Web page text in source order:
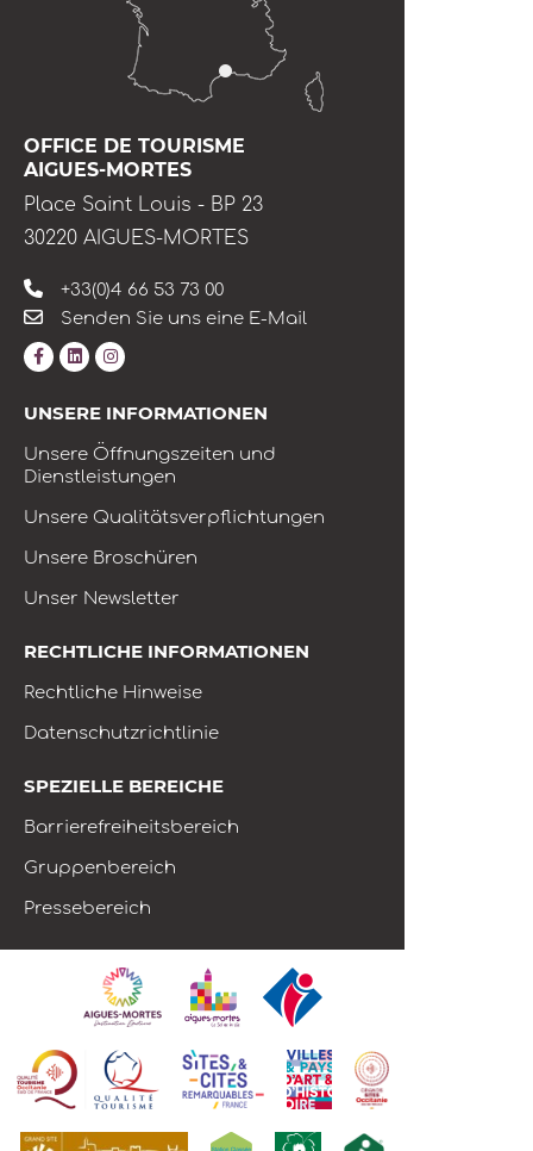
OFFICE DE TOURISME
AIGUES-MORTES
Place Saint Louis - BP 23
30220 AIGUES-MORTES
+33(0)4 66 53 73 00
Senden Sie uns eine E-Mail
UNSERE INFORMATIONEN
Unsere Öffnungszeiten und
Dienstleistungen
Unsere Qualitätsverpflichtungen
Unsere Broschüren
Unser Newsletter
RECHTLICHE INFORMATIONEN
Rechtliche Hinweise
Datenschutzrichtlinie
SPEZIELLE BEREICHE
Barrierefreiheitsbereich
Gruppenbereich
Pressebereich